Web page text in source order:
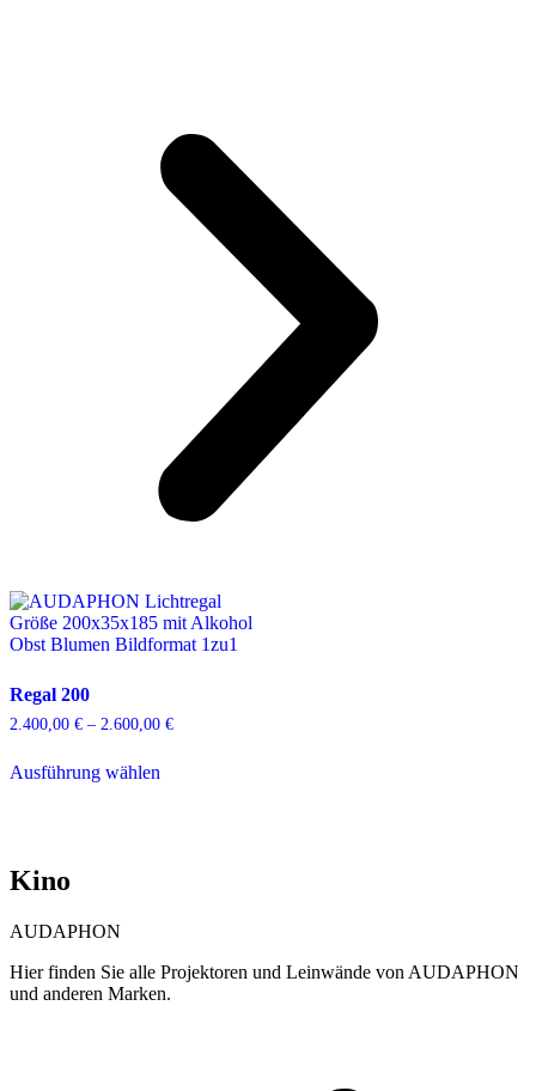
Regal 200
2.400,00 € – 2.600,00 €
Ausführung wählen
der
Produktseite
Kino
AUDAPHON
Hier finden Sie alle Projektoren und Leinwände von AUDAPHON
und anderen Marken.